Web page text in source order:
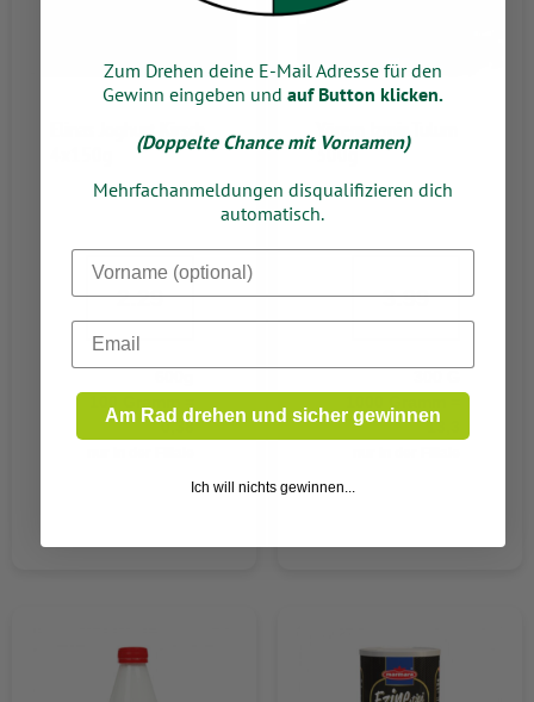
Elinas Joghurt Kirsch
2.29
0,38
Yörem Izmir Tulum
300g
3.99
13,3
Zum Drehen deine E-Mail Adresse für den
Gewinn eingeben und auf Button klicken.
(Doppelte Chance mit Vornamen)
Mehrfachanmeldungen disqualifizieren dich
automatisch.
Dein Vorname
Email
Am Rad drehen und sicher gewinnen
Ich will nichts gewinnen...